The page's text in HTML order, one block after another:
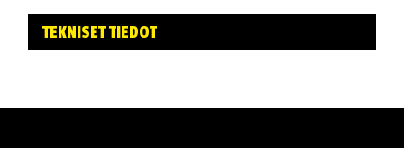
TEKNISET TIEDOT